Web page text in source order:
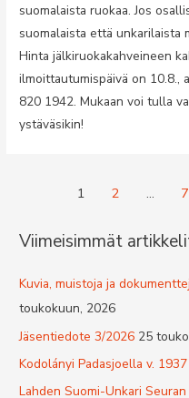
suomalaista ruokaa. Jos
suomalaista että unkarilaista
Hinta jälkiruokakahveineen
ilmoittautumispäivä on 10.8.,
820 1942. Mukaan voi tulla
ystäväsikin!
1 2 … 7
Viimeisimmät
Kuvia, muistoja ja
toukokuun, 2026
Jäsentiedote 3/2026 25
Kodolányi Padasjoella v. 1937
Lahden Suomi-Unkari